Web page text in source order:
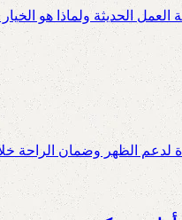
الحديثة ولماذا هو
لدعم الظهر وضمان الراحة